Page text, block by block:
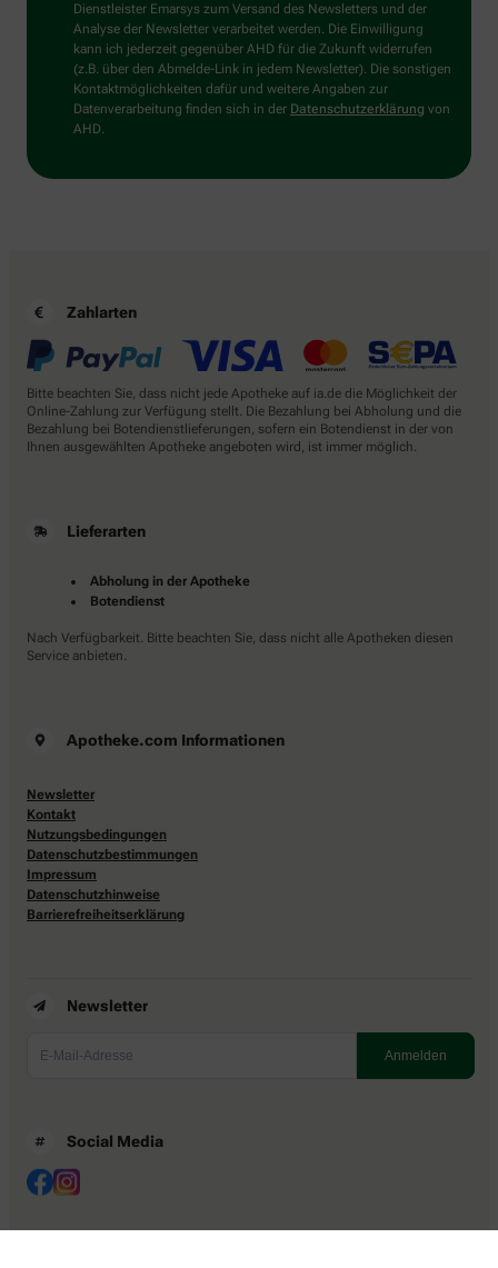
Dienstleister Emarsys zum Versand des Newsletters und der
Analyse der Newsletter verarbeitet werden. Die Einwilligung
kann ich jederzeit gegenüber AHD für die Zukunft widerrufen
(z.B. über den Abmelde-Link in jedem Newsletter). Die sonstigen
Kontaktmöglichkeiten dafür und weitere Angaben zur
Datenverarbeitung finden sich in der Datenschutzerklärung von
AHD.
Zahlarten
Bitte beachten Sie, dass nicht jede Apotheke auf ia.de die Möglichkeit der
Online-Zahlung zur Verfügung stellt. Die Bezahlung bei Abholung und die
Bezahlung bei Botendienstlieferungen, sofern ein Botendienst in der von
Ihnen ausgewählten Apotheke angeboten wird, ist immer möglich.
Lieferarten
Abholung in der Apotheke
Botendienst
Nach Verfügbarkeit. Bitte beachten Sie, dass nicht alle Apotheken diesen
Service anbieten.
Apotheke.com Informationen
Newsletter
Kontakt
Nutzungsbedingungen
Datenschutzbestimmungen
Impressum
Datenschutzhinweise
Barrierefreiheitserklärung
Newsletter
Social Media